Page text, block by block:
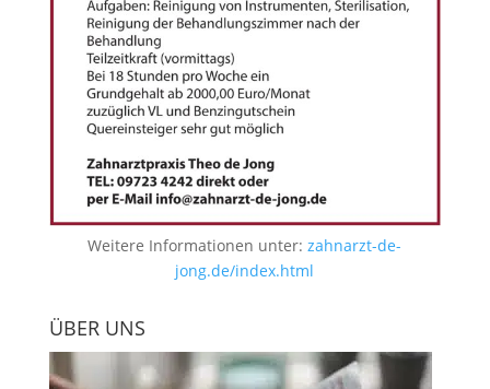
Weitere Informationen unter:zahnarzt-de-
jong.de/index.html
ÜBER UNS